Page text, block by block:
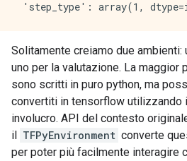
Solitamente creiamo due
uno per la valutazione. La maggior
sono scritti in puro python, ma
convertiti in tensorflow utilizzando
involucro. API del contesto
il TFPyEnvironment converte
per poter più facilmente interagire